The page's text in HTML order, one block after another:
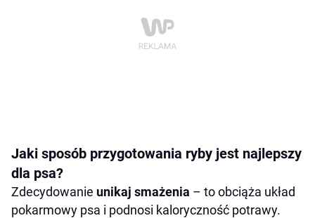
Jaki sposób przygotowania ryby jest najlepszy
dla psa?
Zdecydowanie unikaj smażenia – to obciąża układ
pokarmowy psa i podnosi kaloryczność potrawy.